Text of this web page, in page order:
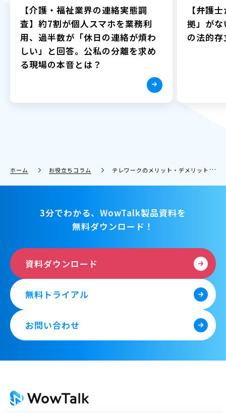
【介護・福祉業界の連絡実態調
査】約7割が個人スマホを業務利
用、過半数が「休日の連絡が煩わ
しい」と回答。公私の分離を求め
る現場の本音とは？
【弁護
拠」が
の法的
ホーム お役立ちコラム テレワークのメリット・デメリットを【徹底解説】成功に導くポイントとは
3分でわかる、WowTalk製品資料を
無料ダウンロード！
資料ダウンロード
無料トライアル
お問い合わせ